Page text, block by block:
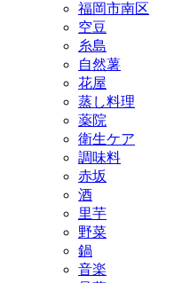
福岡市南区
空豆
糸島
自然薯
花屋
蒸し料理
薬院
衛生ケア
調味料
赤坂
酒
里芋
野菜
鍋
音楽